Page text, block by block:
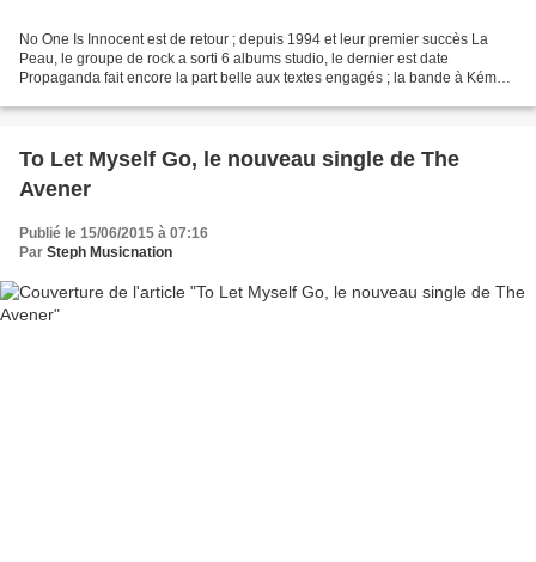
No One Is Innocent est de retour ; depuis 1994 et leur premier succès La
Peau, le groupe de rock a sorti 6 albums studio, le dernier est date
Propaganda fait encore la part belle aux textes engagés ; la bande à Kémar
To Let Myself Go, le nouveau single de The
Avener
Publié le 15/06/2015 à 07:16
Par Steph Musicnation